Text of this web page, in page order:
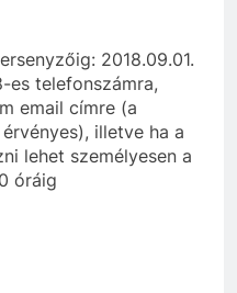
2018.09.01.
telefonszámra,
email címre (a
illetve ha a
lehet személyesen a
óráig